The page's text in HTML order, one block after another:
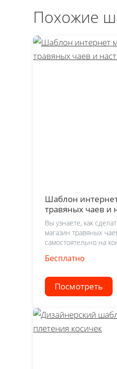
Похожие
Шаблон
травяных чаев и
Вы узнаете, как
магазин травяных
самостоятельно на
Бесплатно
Посмотреть